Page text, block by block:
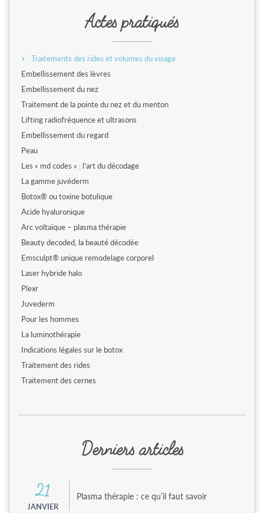
Actes pratiqués
Traitements des rides et volumes du visage
Embellissement des lèvres
Embellissement du nez
Traitement de la pointe du nez et du menton
Lifting radiofréquence et ultrasons
Embellissement du regard
Peau
Les « md codes » : l’art du décodage
La gamme juvéderm
Botox® ou toxine botulique
Acide hyaluronique
Arc voltaïque – plasma thérapie
Beauty decoded, la beauté décodée
Emsculpt® unique remodelage corporel
Laser hybride halo
Plexr
Juvederm
Pour les hommes
La luminothérapie
Indications légales sur le botox
Traitement des rides
Traitement des cernes
Derniers articles
21
JANVIER
Plasma thérapie : ce qu’il faut savoir